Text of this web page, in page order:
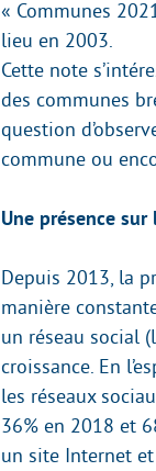
« Communes
lieu en 2003.
Cette note
des communes
question
commune ou
Une présence
Depuis 2013, la
manière
un réseau social
croissance. En
les réseaux
36% en 2018 et
un site Internet